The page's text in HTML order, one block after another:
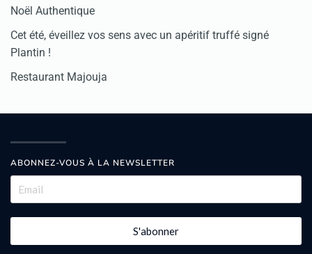
Noël Authentique
Cet été, éveillez vos sens avec un apéritif truffé signé
Plantin !
Restaurant Majouja
ABONNEZ-VOUS À LA NEWSLETTER
S'abonner